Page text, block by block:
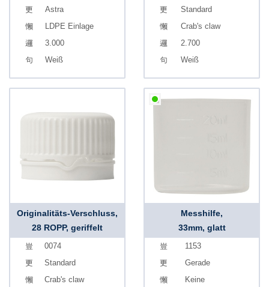
Astra
LDPE Einlage
3.000
Weiß
Standard
Crab's claw
2.700
Weiß
Originalitäts-Verschluss,
28 ROPP, geriffelt
0074
Standard
Crab's claw
Messhilfe,
33mm, glatt
1153
Gerade
Keine